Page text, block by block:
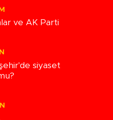
ve AK Parti
siyaset